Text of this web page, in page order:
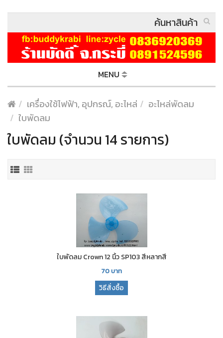
MENU
เครื่องใช้ไฟฟ้า, อุปกรณ์, อะไหล่
อะไหล่พัดลม
ใบพัดลม
ใบพัดลม (จำนวน 14 รายการ)
ใบพัดลม Crown 12 นิ้ว SP103 สีหลากสี
70บาท
วิธีสั่งซื้อ